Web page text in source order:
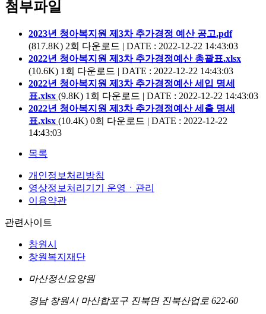
첨부파일
2023년 청아복지원 제3차 추가경정 예산 공고.pdf
(817.8K) 2회 다운로드 | DATE : 2022-12-22 14:43:03
2022년 청아복지원 제3차 추가경정예산 총괄표.xlsx
(10.6K) 1회 다운로드 | DATE : 2022-12-22 14:43:03
2022년 청아복지원 제3차 추가경정예산 세입 명세
표.xlsx (9.8K) 1회 다운로드 | DATE : 2022-12-22 14:43:03
2022년 청아복지원 제3차 추가경정예산 세출 명세
표.xlsx (10.4K) 0회 다운로드 | DATE : 2022-12-22
14:43:03
목록
개인정보처리방침
영상정보처리기기 운영ㆍ관리
이용약관
관련사이트
창원시
창원복지재단
마산정신요양원
경남 창원시 마산합포구 진북면 진북산업로 622-60